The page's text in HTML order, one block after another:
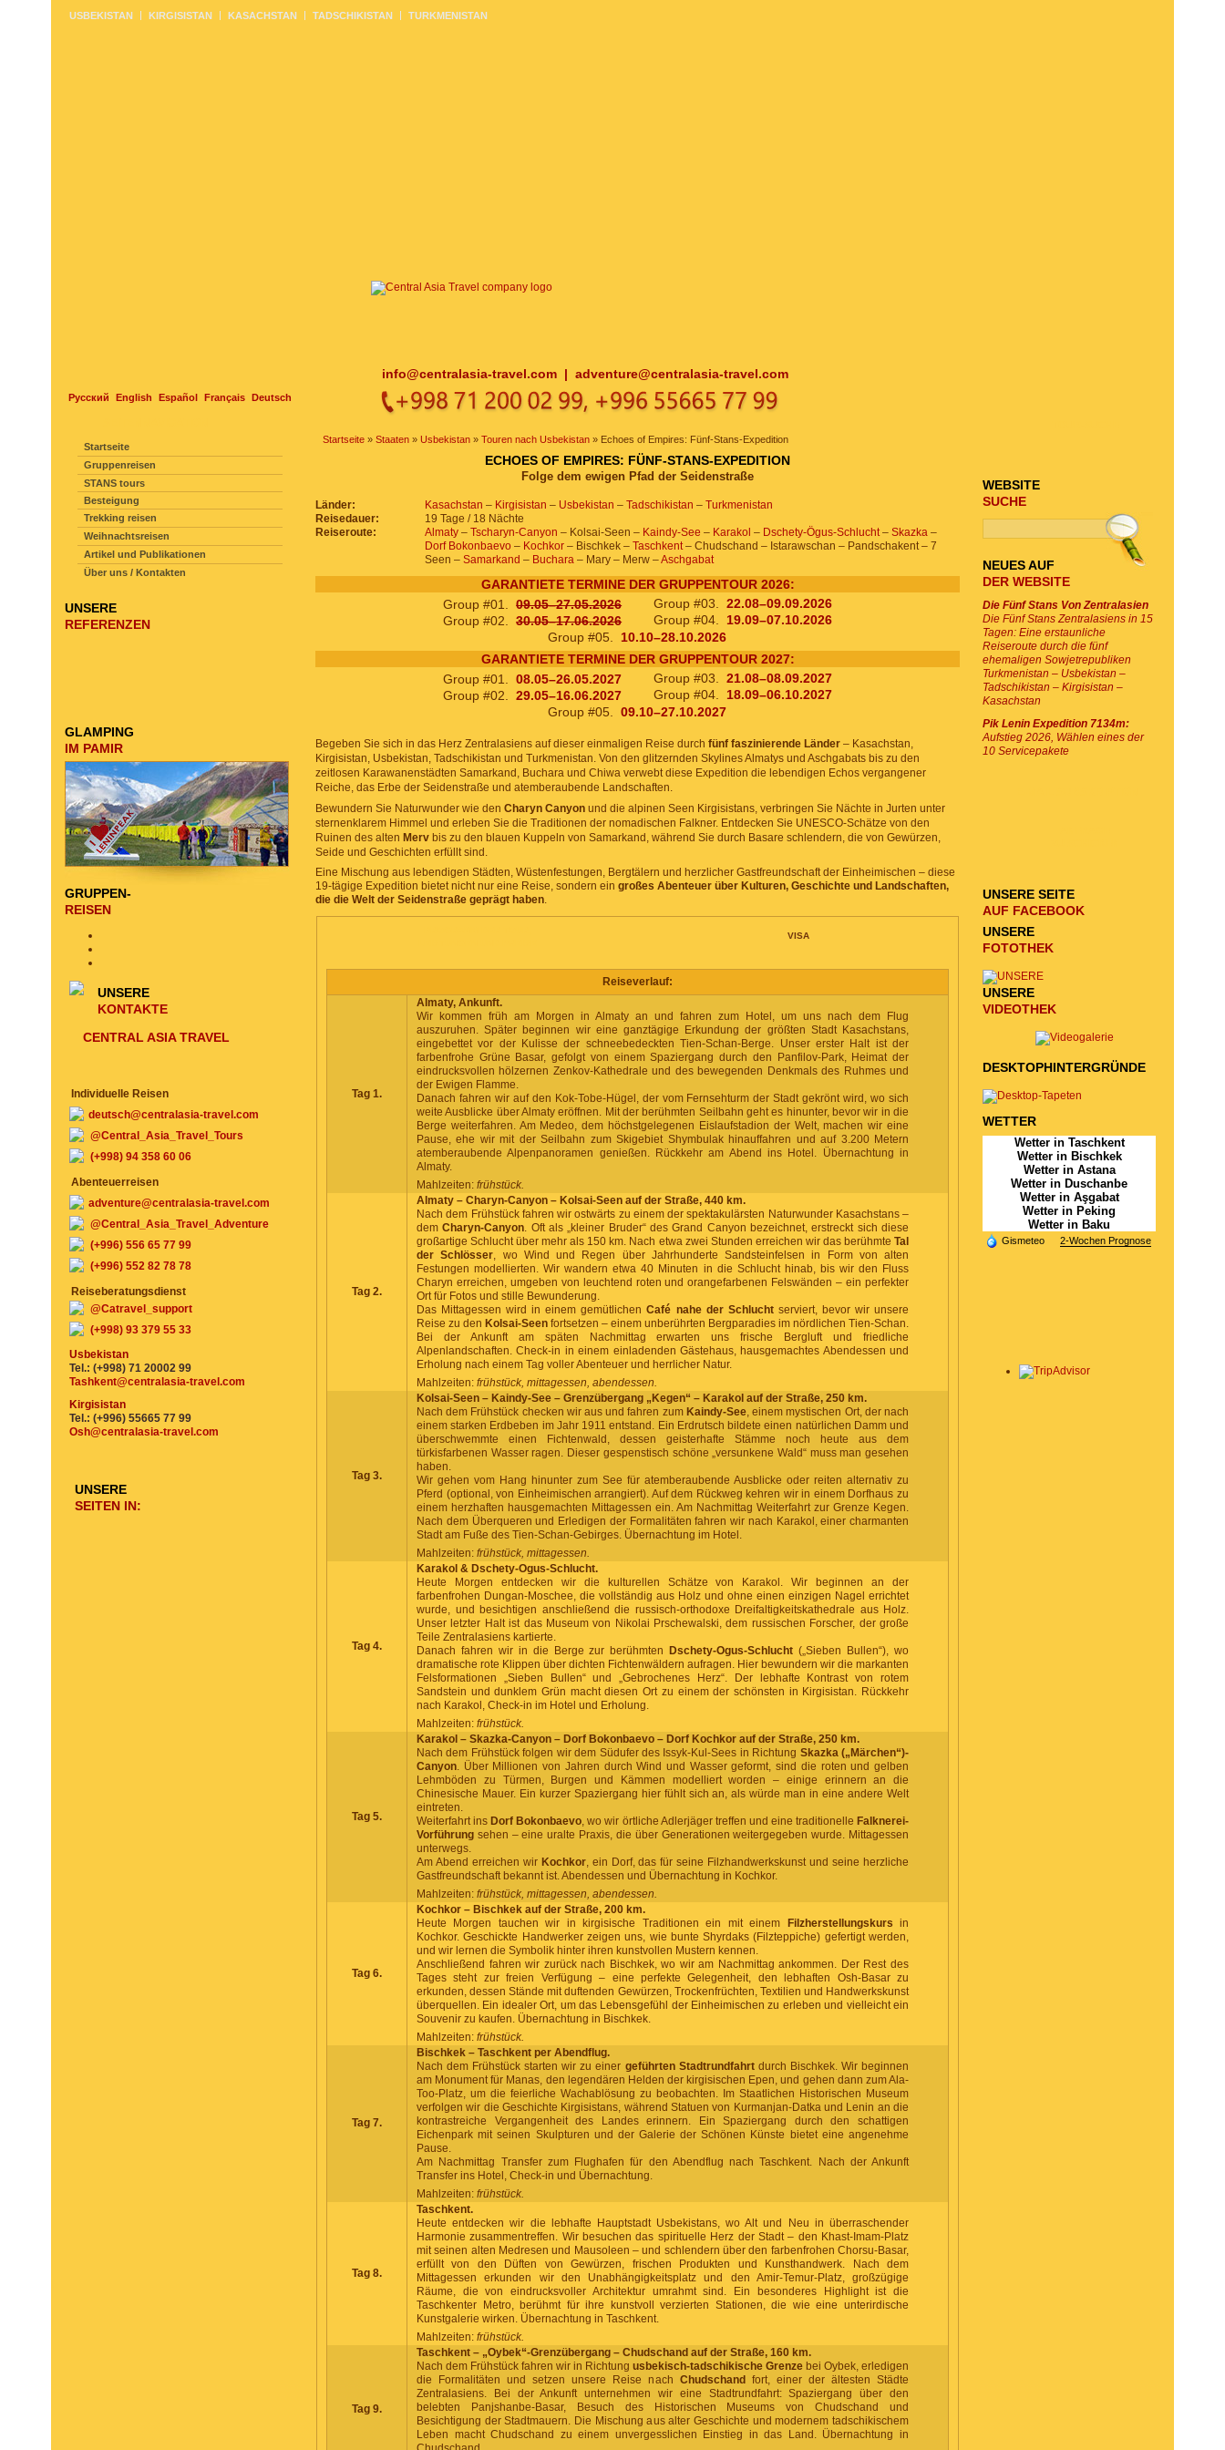
info@centralasia-travel.com | adventure@centralasia-travel.com
Русский English Español Français Deutsch
USBEKISTAN KIRGISISTAN KASACHSTAN TADSCHIKISTAN TURKMENISTAN
Startseite » Staaten » Usbekistan » Touren nach Usbekistan » Echoes of Empires: Fünf-Stans-Expedition
ECHOES OF EMPIRES: FÜNF-STANS-EXPEDITION
Folge dem ewigen Pfad der Seidenstraße
Länder: Kasachstan – Kirgisistan – Usbekistan – Tadschikistan – Turkmenistan
Reisedauer:
19 Tage / 18 Nächte
Reiseroute:
Almaty – Tscharyn-Canyon – Kolsai-Seen – Kaindy-See – Karakol – Dschety-Ögus-Schlucht– Skazka –
Dorf Bokonbaevo – Kochkor – Bischkek – Taschkent– Chudschand – Istarawschan – Pandschakent – 7
Seen – Samarkand – Buchara – Mary – Merw –Aschgabat
GARANTIETE TERMINE DER GRUPPENTOUR 2026:
Group #01.
09.05–27.05.2026
Group #02.
30.05–17.06.2026
Group #05.
10.10–28.10.2026
Group #03.
22.08–09.09.2026
Group #04.
19.09–07.10.2026
GARANTIETE TERMINE DER GRUPPENTOUR 2027:
Group #01.
08.05–26.05.2027
Group #02.
29.05–16.06.2027
Group #05.
09.10–27.10.2027
Group #03.
21.08–08.09.2027
Group #04.
18.09–06.10.2027
Begeben Sie sich in das Herz Zentralasiens auf dieser einmaligen Reise durch fünf faszinierende Länder – Kasachstan,
Kirgisistan, Usbekistan, Tadschikistan und Turkmenistan. Von den glitzernden Skylines Almatys und Aschgabats bis zu den
zeitlosen Karawanenstädten Samarkand, Buchara und Chiwa verwebt diese Expedition die lebendigen Echos vergangener
Reiche, das Erbe der Seidenstraße und atemberaubende Landschaften.
Bewundern Sie Naturwunder wie den Charyn Canyon und die alpinen Seen Kirgisistans, verbringen Sie Nächte in Jurten unter
sternenklarem Himmel und erleben Sie die Traditionen der nomadischen Falkner. Entdecken Sie UNESCO-Schätze von den
Ruinen des alten Merv bis zu den blauen Kuppeln von Samarkand, während Sie durch Basare schlendern, die von Gewürzen,
Seide und Geschichten erfüllt sind.
Eine Mischung aus lebendigen Städten, Wüstenfestungen, Bergtälern und herzlicher Gastfreundschaft der Einheimischen – diese
19-tägige Expedition bietet nicht nur eine Reise, sondern ein großes Abenteuer über Kulturen, Geschichte und Landschaften,
die die Welt der Seidenstraße geprägt haben.
VISA
Reiseverlauf:
Tag 1.
Almaty, Ankunft.
Wir kommen früh am Morgen in Almaty an und fahren zum Hotel, um uns nach dem Flug
auszuruhen. Später beginnen wir eine ganztägige Erkundung der größten Stadt Kasachstans,
eingebettet vor der Kulisse der schneebedeckten Tien-Schan-Berge. Unser erster Halt ist der
farbenfrohe Grüne Basar, gefolgt von einem Spaziergang durch den Panfilov-Park, Heimat der
eindrucksvollen hölzernen Zenkov-Kathedrale und des bewegenden Denkmals des Ruhmes und
der Ewigen Flamme.
Danach fahren wir auf den Kok-Tobe-Hügel, der vom Fernsehturm der Stadt gekrönt wird, wo sich
weite Ausblicke über Almaty eröffnen. Mit der berühmten Seilbahn geht es hinunter, bevor wir in die
Berge weiterfahren. Am Medeo, dem höchstgelegenen Eislaufstadion der Welt, machen wir eine
Pause, ehe wir mit der Seilbahn zum Skigebiet Shymbulak hinauffahren und auf 3.200 Metern
atemberaubende Alpenpanoramen genießen. Rückkehr am Abend ins Hotel. Übernachtung in
Almaty.
Mahlzeiten: frühstück.
Tag 2.
Almaty – Charyn-Canyon – Kolsai-Seen auf der Straße, 440 km.
Nach dem Frühstück fahren wir ostwärts zu einem der spektakulärsten Naturwunder Kasachstans –
demCharyn-Canyon. Oft als „kleiner Bruder“ des Grand Canyon bezeichnet, erstreckt sich diese
großartige Schlucht über mehr als 150 km. Nach etwa zwei Stunden erreichen wir das berühmte Tal
der Schlösser, wo Wind und Regen über Jahrhunderte Sandsteinfelsen in Form von alten
Festungen modellierten. Wir wandern etwa 40 Minuten in die Schlucht hinab, bis wir den Fluss
Charyn erreichen, umgeben von leuchtend roten und orangefarbenen Felswänden – ein perfekter
Ort für Fotos und stille Bewunderung.
Das Mittagessen wird in einem gemütlichenCafé nahe der Schluchtserviert, bevor wir unsere
Reise zu den Kolsai-Seen fortsetzen – einem unberührten Bergparadies im nördlichen Tien-Schan.
Bei der Ankunft am späten Nachmittag erwarten uns frische Bergluft und friedliche
Alpenlandschaften. Check-in in einem einladenden Gästehaus, hausgemachtes Abendessen und
Erholung nach einem Tag voller Abenteuer und herrlicher Natur.
Mahlzeiten: frühstück, mittagessen, abendessen.
Tag 3.
Kolsai-Seen – Kaindy-See – Grenzübergang „Kegen“ – Karakol auf der Straße, 250 km.
Nach dem Frühstück checken wir aus und fahren zum Kaindy-See, einem mystischen Ort, der nach
einem starken Erdbeben im Jahr 1911 entstand. Ein Erdrutsch bildete einen natürlichen Damm und
überschwemmte einen Fichtenwald, dessen geisterhafte Stämme noch heute aus dem
türkisfarbenen Wasser ragen. Dieser gespenstisch schöne „versunkene Wald“ muss man gesehen
haben.
Wir gehen vom Hang hinunter zum See für atemberaubende Ausblicke oder reiten alternativ zu
Pferd (optional, von Einheimischen arrangiert). Auf dem Rückweg kehren wir in einem Dorfhaus zu
einem herzhaften hausgemachten Mittagessen ein. Am Nachmittag Weiterfahrt zur Grenze Kegen.
Nach dem Überqueren und Erledigen der Formalitäten fahren wir nach Karakol, einer charmanten
Stadt am Fuße des Tien-Schan-Gebirges. Übernachtung im Hotel.
Mahlzeiten: frühstück, mittagessen.
Tag 4.
Karakol & Dschety-Ogus-Schlucht.
Heute Morgen entdecken wir die kulturellen Schätze von Karakol. Wir beginnen an der
farbenfrohen Dungan-Moschee, die vollständig aus Holz und ohne einen einzigen Nagel errichtet
wurde, und besichtigen anschließend die russisch-orthodoxe Dreifaltigkeitskathedrale aus Holz.
Unser letzter Halt ist das Museum von Nikolai Prschewalski, dem russischen Forscher, der große
Teile Zentralasiens kartierte.
Danach fahren wir in die Berge zur berühmten
Dschety-Ogus-Schlucht („Sieben Bullen“), wo
dramatische rote Klippen über dichten Fichtenwäldern aufragen. Hier bewundern wir die markanten
Felsformationen „Sieben Bullen“ und „Gebrochenes Herz“. Der lebhafte Kontrast von rotem
Sandstein und dunklem Grün macht diesen Ort zu einem der schönsten in Kirgisistan. Rückkehr
nach Karakol, Check-in im Hotel und Erholung.
Mahlzeiten: frühstück.
Tag 5.
Karakol – Skazka-Canyon – Dorf Bokonbaevo – Dorf Kochkor auf der Straße, 250 km.
Nach dem Frühstück folgen wir dem Südufer des Issyk-Kul-Sees in Richtung Skazka („Märchen“)-
Canyon. Über Millionen von Jahren durch Wind und Wasser geformt, sind die roten und gelben
Lehmböden zu Türmen, Burgen und Kämmen modelliert worden – einige erinnern an die
Chinesische Mauer. Ein kurzer Spaziergang hier fühlt sich an, als würde man in eine andere Welt
eintreten.
Weiterfahrt ins Dorf Bokonbaevo, wo wir örtliche Adlerjäger treffen und eine traditionelle Falknerei-
Vorführung sehen – eine uralte Praxis, die über Generationen weitergegeben wurde. Mittagessen
unterwegs.
Am Abend erreichen wir Kochkor, ein Dorf, das für seine Filzhandwerkskunst und seine herzliche
Gastfreundschaft bekannt ist. Abendessen und Übernachtung in Kochkor.
Mahlzeiten: frühstück, mittagessen, abendessen.
Tag 6.
Kochkor – Bischkek auf der Straße, 200 km.
Heute Morgen tauchen wir in kirgisische Traditionen ein mit einem
Filzherstellungskurs in
Kochkor. Geschickte Handwerker zeigen uns, wie bunte Shyrdaks (Filzteppiche) gefertigt werden,
und wir lernen die Symbolik hinter ihren kunstvollen Mustern kennen.
Anschließend fahren wir zurück nach Bischkek, wo wir am Nachmittag ankommen. Der Rest des
Tages steht zur freien Verfügung – eine perfekte Gelegenheit, den lebhaften Osh-Basar zu
erkunden, dessen Stände mit duftenden Gewürzen, Trockenfrüchten, Textilien und Handwerkskunst
überquellen. Ein idealer Ort, um das Lebensgefühl der Einheimischen zu erleben und vielleicht ein
Souvenir zu kaufen. Übernachtung in Bischkek.
Mahlzeiten: frühstück.
Tag 7.
Bischkek – Taschkent per Abendflug.
Nach dem Frühstück starten wir zu einer geführten Stadtrundfahrtdurch Bischkek. Wir beginnen
am Monument für Manas, den legendären Helden der kirgisischen Epen, und gehen dann zum Ala-
Too-Platz, um die feierliche Wachablösung zu beobachten. Im Staatlichen Historischen Museum
verfolgen wir die Geschichte Kirgisistans, während Statuen von Kurmanjan-Datka und Lenin an die
kontrastreiche Vergangenheit des Landes erinnern. Ein Spaziergang durch den schattigen
Eichenpark mit seinen Skulpturen und der Galerie der Schönen Künste bietet eine angenehme
Pause.
Am Nachmittag Transfer zum Flughafen für den Abendflug nach Taschkent. Nach der Ankunft
Transfer ins Hotel, Check-in und Übernachtung.
Mahlzeiten: frühstück.
Tag 8.
Taschkent.
Heute entdecken wir die lebhafte Hauptstadt Usbekistans, wo Alt und Neu in überraschender
Harmonie zusammentreffen. Wir besuchen das spirituelle Herz der Stadt – den Khast-Imam-Platz
mit seinen alten Medresen und Mausoleen – und schlendern über den farbenfrohen Chorsu-Basar,
erfüllt von den Düften von Gewürzen, frischen Produkten und Kunsthandwerk. Nach dem
Mittagessen erkunden wir den Unabhängigkeitsplatz und den Amir-Temur-Platz, großzügige
Räume, die von eindrucksvoller Architektur umrahmt sind. Ein besonderes Highlight ist die
Taschkenter Metro, berühmt für ihre kunstvoll verzierten Stationen, die wie eine unterirdische
Kunstgalerie wirken. Übernachtung in Taschkent.
Mahlzeiten: frühstück.
Tag 9.
Taschkent – „Oybek“-Grenzübergang – Chudschand auf der Straße, 160 km.
Nach dem Frühstück fahren wir in Richtung usbekisch-tadschikische Grenze bei Oybek, erledigen
die Formalitäten und setzen unsere Reise nach Chudschand
fort, einer der ältesten Städte
Zentralasiens. Bei der Ankunft unternehmen wir eine Stadtrundfahrt: Spaziergang über den
belebten Panjshanbe-Basar, Besuch des Historischen Museums von Chudschand und
Besichtigung der Stadtmauern. Die Mischung aus alter Geschichte und modernem tadschikischem
Leben macht Chudschand zu einem unvergesslichen Einstieg in das Land. Übernachtung in
Startseite
Gruppenreisen
STANS tours
Besteigung
Trekking reisen
Weihnachtsreisen
Artikel und Publikationen
Über uns / Kontakten
UNSERE
REFERENZEN
GLAMPING
IM PAMIR
GRUPPEN-
REISEN
UNSERE
KONTAKTE
CENTRAL ASIA TRAVEL
Individuelle Reisen
deutsch@centralasia-travel.com
@Central_Asia_Travel_Tours
(+998) 94 358 60 06
Abenteuerreisen
adventure@centralasia-travel.com
@Central_Asia_Travel_Adventure
(+996) 556 65 77 99
(+996) 552 82 78 78
Reiseberatungsdienst
@Catravel_support
(+998) 93 379 55 33
Usbekistan
Tel.: (+998) 71 20002 99
Tashkent@centralasia-travel.com
Kirgisistan
Tel.: (+996) 55665 77 99
Osh@centralasia-travel.com
UNSERE
SEITEN IN:
WEBSITE
SUCHE
NEUES AUF
DER WEBSITE
Die Fünf Stans Von Zentralasien
Die Fünf Stans Zentralasiens in 15
Tagen: Eine erstaunliche
Reiseroute durch die fünf
ehemaligen Sowjetrepubliken
Turkmenistan – Usbekistan –
Tadschikistan – Kirgisistan –
Kasachstan
Pik Lenin Expedition 7134m:
Aufstieg 2026, Wählen eines der
10 Servicepakete
UNSERE SEITE
AUF FACEBOOK
UNSERE
FOTOTHEK
UNSERE
VIDEOTHEK
DESKTOPHINTERGRÜNDE
WETTER
Wetter in Taschkent
Wetter in Bischkek
Wetter in Astana
Wetter in Duschanbe
Wetter in Aşgabat
Wetter in Peking
Wetter in Baku
Gismeteo 2-Wochen Prognose